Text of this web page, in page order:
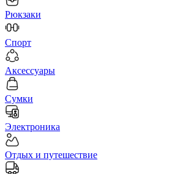
Рюкзаки
Спорт
Аксессуары
Сумки
Электроника
Отдых и путешествие